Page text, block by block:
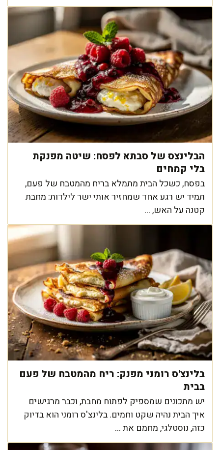
הבלינצס של סבתא לפסח: שיטה מפנקת
בלי קמחים
בפסח, כשכל הבית מתמלא בריח מהמטבח של פעם,
תמיד יש רגע אחד שמחזיר אותי ישר לילדות: מחבת
קטנה על האש, ...
בלינצ'ס רומני מפנק: ריח מהמטבח של פעם
בבית
יש מתכונים שמספיק לפתוח מחבת, וכבר מרגישים
איך הבית נהיה שקט וחמים. בלינצ'ס רומני הוא בדיוק
כזה, נוסטלגי, מחמם את ...